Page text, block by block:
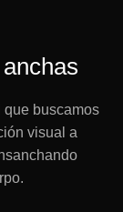
que buscamos
visual a